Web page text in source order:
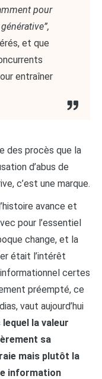
pour
et que
entraîner
des procès que la
d’abus de
c’est une marque.
avance et
pour l’essentiel
change, et la
était l’intérêt
certes
préempté, ce
vaut aujourd’hui
la valeur
sa
mais plutôt la
information